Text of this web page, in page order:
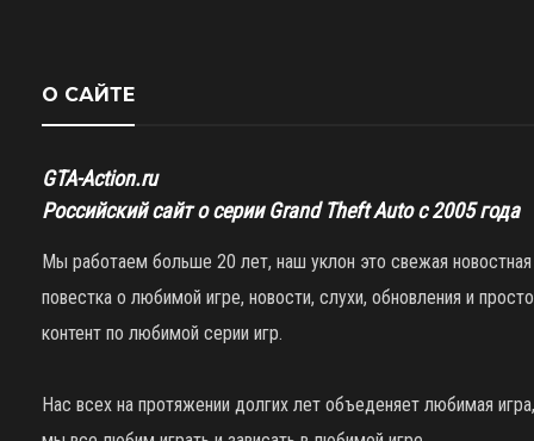
О САЙТЕ
GTA-Action.ru
Российский сайт о серии Grand Theft Auto с 2005 года
Мы работаем больше 20 лет, наш уклон это свежая новостная
повестка о любимой игре, новости, слухи, обновления и просто
контент по любимой серии игр.
Нас всех на протяжении долгих лет объеденяет любимая игра,